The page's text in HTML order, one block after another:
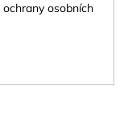
osobních